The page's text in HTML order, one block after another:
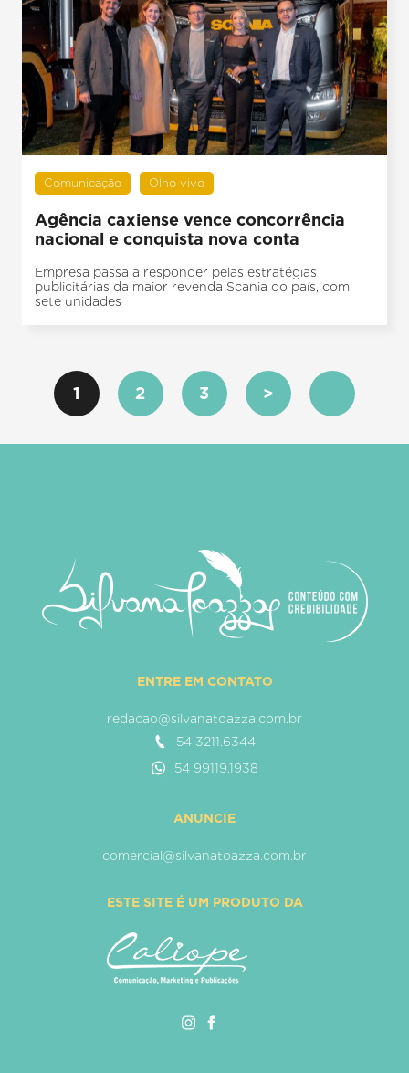
Comunicação Olho vivo
Agência caxiense vence concorrência
nacional e conquista nova conta
Empresa passa a responder pelas estratégias
publicitárias da maior revenda Scania do país, com
sete unidades
1 2 3 >
ENTRE EM CONTATO
redacao@silvanatoazza.com.br
54 3211.6344
54 99119.1938
ANUNCIE
comercial@silvanatoazza.com.br
ESTE SITE É UM PRODUTO DA